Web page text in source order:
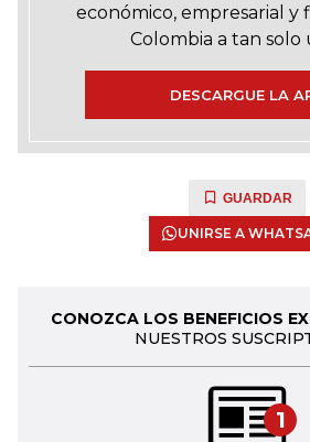
económico, empresarial y
Colombia a tan solo
DESCARGUE LA
GUARDAR
UNIRSE A
CONOZCA LOS BENEFICIOS
NUESTROS
1